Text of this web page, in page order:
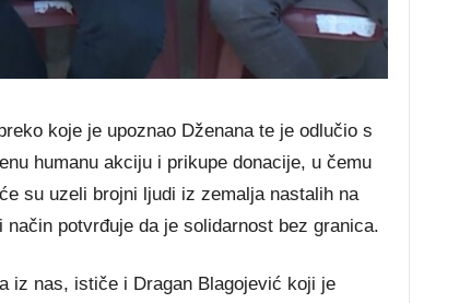
koje je upoznao Dženana te je odlučio s
humanu akciju i prikupe donacije, u čemu
su uzeli brojni ljudi iz zemalja nastalih na
potvrđuje da je solidarnost bez granica.
iz nas, ističe i Dragan Blagojević koji je